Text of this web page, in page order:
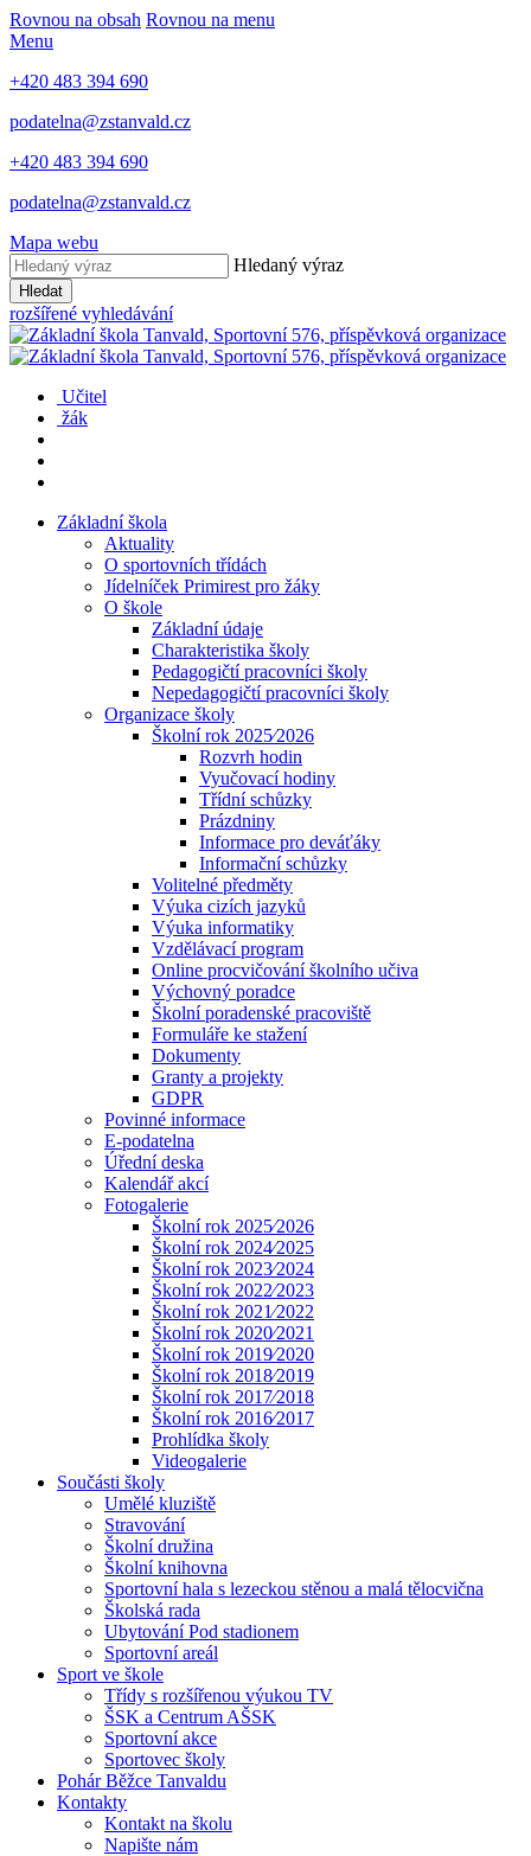
Rovnou na obsah Rovnou na menu
Menu
+420 483 394 690
podatelna@zstanvald.cz
+420 483 394 690
podatelna@zstanvald.cz
Mapa webu
Hledaný výraz
Hledat
rozšířené vyhledávání
Učitel
žák
Základní škola
Aktuality
O sportovních třídách
Jídelníček Primirest pro žáky
O škole
Základní údaje
Charakteristika školy
Pedagogičtí pracovníci školy
Nepedagogičtí pracovníci školy
Organizace školy
Školní rok 2025⁄2026
Rozvrh hodin
Vyučovací hodiny
Třídní schůzky
Prázdniny
Informace pro deváťáky
Informační schůzky
Volitelné předměty
Výuka cizích jazyků
Výuka informatiky
Vzdělávací program
Online procvičování školního učiva
Výchovný poradce
Školní poradenské pracoviště
Formuláře ke stažení
Dokumenty
Granty a projekty
GDPR
Povinné informace
E-podatelna
Úřední deska
Kalendář akcí
Fotogalerie
Školní rok 2025⁄2026
Školní rok 2024⁄2025
Školní rok 2023⁄2024
Školní rok 2022⁄2023
Školní rok 2021⁄2022
Školní rok 2020⁄2021
Školní rok 2019⁄2020
Školní rok 2018⁄2019
Školní rok 2017⁄2018
Školní rok 2016⁄2017
Prohlídka školy
Videogalerie
Součásti školy
Umělé kluziště
Stravování
Školní družina
Školní knihovna
Sportovní hala s lezeckou stěnou a malá tělocvična
Školská rada
Ubytování Pod stadionem
Sportovní areál
Sport ve škole
Třídy s rozšířenou výukou TV
ŠSK a Centrum AŠSK
Sportovní akce
Sportovec školy
Pohár Běžce Tanvaldu
Kontakty
Kontakt na školu
Napište nám